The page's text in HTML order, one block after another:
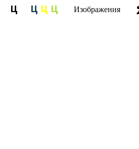
Изображения